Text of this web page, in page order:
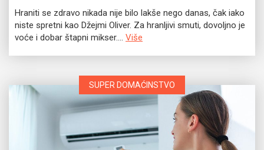
Hraniti se zdravo nikada nije bilo lakše nego danas, čak iako
niste spretni kao Džejmi Oliver. Za hranljivi smuti, dovoljno je
voće i dobar štapni mikser.... Više
SUPER DOMAĆINSTVO